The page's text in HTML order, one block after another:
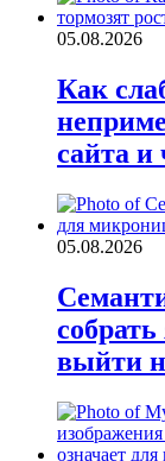
05.08.2026
Как
сайта
05.08.2026
выйти